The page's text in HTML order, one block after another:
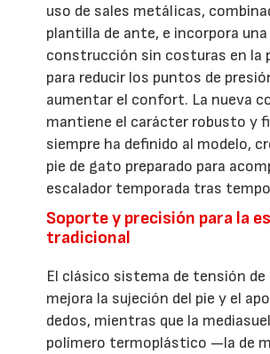
uso de sales metálicas,
plantilla de ante, e incorpora una
construcción sin costuras en la
para reducir los puntos de
aumentar el confort. La nueva
mantiene el carácter robusto y
siempre ha definido al modelo,
pie de gato preparado para
escalador temporada tras
Soporte y precisión para la
tradicional
El clásico sistema de tensión de
mejora la sujeción del pie y el
dedos, mientras que la
polímero termoplástico —la de